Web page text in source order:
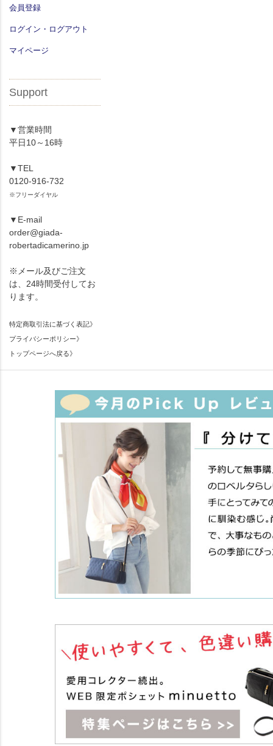
会員登録
ログイン・ログアウト
マイページ
Support
▼営業時間
平日10～16時
▼TEL
0120-916-732
※フリーダイヤル
▼E-mail
order@giada-
robertadicamerino.jp
※メール及びご注文
は、24時間受付してお
ります。
特定商取引法に基づく表記》
プライバシーポリシー》
トップページへ戻る》